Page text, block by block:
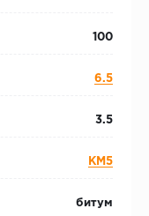
100
6.5
3.5
КМ5
битум